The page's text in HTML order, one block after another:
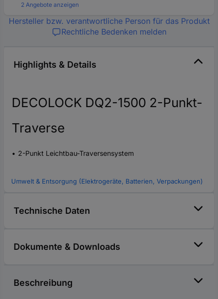
2 Angebote anzeigen
Hersteller bzw. verantwortliche Person für das Produkt
Rechtliche Bedenken melden
Highlights & Details
DECOLOCK DQ2-1500 2-Punkt-
Traverse
2-Punkt Leichtbau-Traversensystem
Umwelt & Entsorgung (Elektrogeräte, Batterien, Verpackungen)
Technische Daten
Dokumente & Downloads
Beschreibung